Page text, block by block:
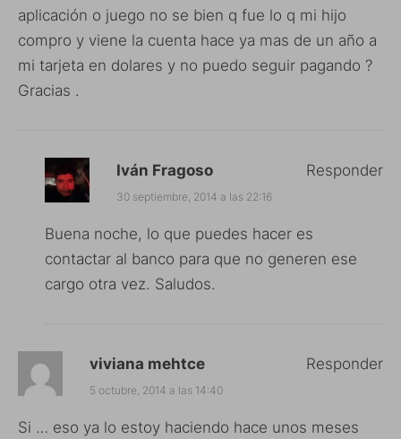
aplicación o juego no se bien q fue lo q mi hijo
compro y viene la cuenta hace ya mas de un año a
mi tarjeta en dolares y no puedo seguir pagando ?
Gracias .
Iván Fragoso
30 septiembre, 2014 a las 22:16
Buena noche, lo que puedes hacer es
contactar al banco para que no generen ese
cargo otra vez. Saludos.
Responder
viviana mehtce
5 octubre, 2014 a las 14:40
Si … eso ya lo estoy haciendo hace unos meses
Responder